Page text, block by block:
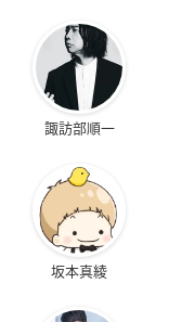
諏訪部順一
坂本真綾